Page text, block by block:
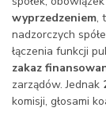
wyprzedzeniem,
nadzorczych
łączenia funkcji
zakaz
zarządów. Jednak
komisji, głosami